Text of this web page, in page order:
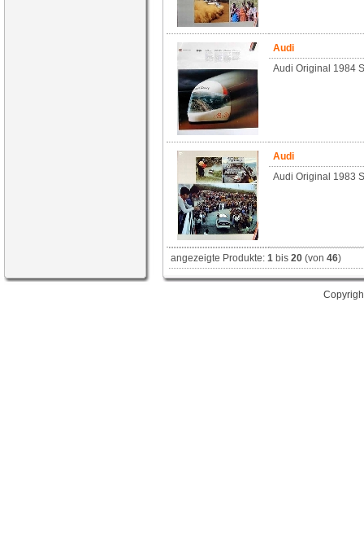
Audi
Audi Original 1984
Audi
Audi Original 1983
angezeigte Produkte:1 bis20 (von46)